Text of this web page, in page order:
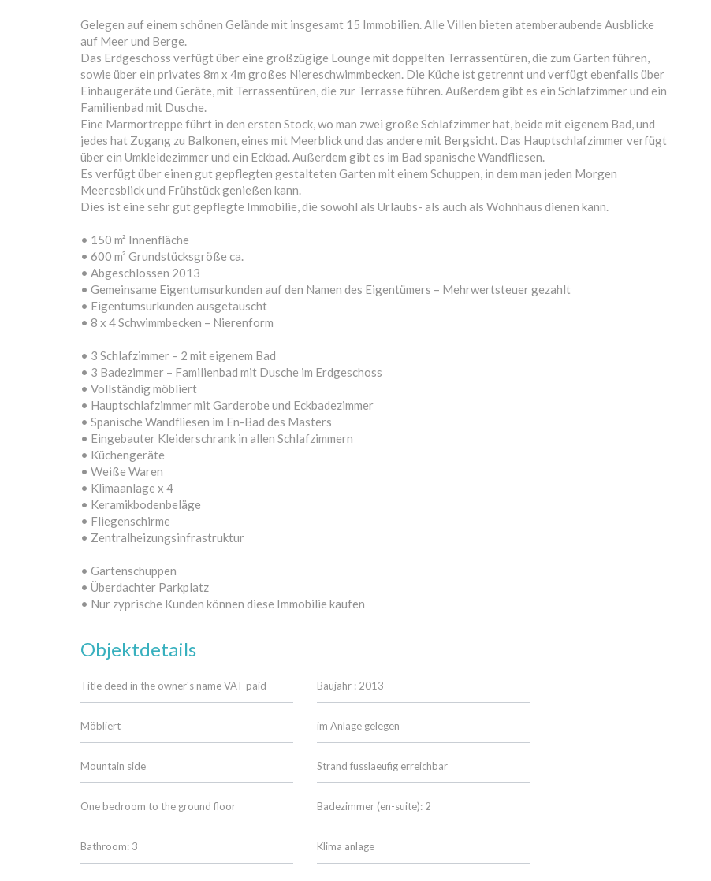
Gelegen auf einem schönen Gelände mit insgesamt 15 Immobilien. Alle Villen bieten atemberaubende Ausblicke
auf Meer und Berge.
Das Erdgeschoss verfügt über eine großzügige Lounge mit doppelten Terrassentüren, die zum Garten führen,
sowie über ein privates 8m x 4m großes Niereschwimmbecken. Die Küche ist getrennt und verfügt ebenfalls über
Einbaugeräte und Geräte, mit Terrassentüren, die zur Terrasse führen. Außerdem gibt es ein Schlafzimmer und ein
Familienbad mit Dusche.
Eine Marmortreppe führt in den ersten Stock, wo man zwei große Schlafzimmer hat, beide mit eigenem Bad, und
jedes hat Zugang zu Balkonen, eines mit Meerblick und das andere mit Bergsicht. Das Hauptschlafzimmer verfügt
über ein Umkleidezimmer und ein Eckbad. Außerdem gibt es im Bad spanische Wandfliesen.
Es verfügt über einen gut gepflegten gestalteten Garten mit einem Schuppen, in dem man jeden Morgen
Meeresblick und Frühstück genießen kann.
Dies ist eine sehr gut gepflegte Immobilie, die sowohl als Urlaubs- als auch als Wohnhaus dienen kann.
• 150 m² Innenfläche
• 600 m² Grundstücksgröße ca.
• Abgeschlossen 2013
• Gemeinsame Eigentumsurkunden auf den Namen des Eigentümers – Mehrwertsteuer gezahlt
• Eigentumsurkunden ausgetauscht
• 8 x 4 Schwimmbecken – Nierenform
• 3 Schlafzimmer – 2 mit eigenem Bad
• 3 Badezimmer – Familienbad mit Dusche im Erdgeschoss
• Vollständig möbliert
• Hauptschlafzimmer mit Garderobe und Eckbadezimmer
• Spanische Wandfliesen im En-Bad des Masters
• Eingebauter Kleiderschrank in allen Schlafzimmern
• Küchengeräte
• Weiße Waren
• Klimaanlage x 4
• Keramikbodenbeläge
• Fliegenschirme
• Zentralheizungsinfrastruktur
• Gartenschuppen
• Überdachter Parkplatz
• Nur zyprische Kunden können diese Immobilie kaufen
Objektdetails
Title deed in the owner's name VAT paid Baujahr : 2013
Möbliert im Anlage gelegen
Mountain side Strand fusslaeufig erreichbar
One bedroom to the ground floor Badezimmer (en-suite): 2
Bathroom: 3 Klima anlage